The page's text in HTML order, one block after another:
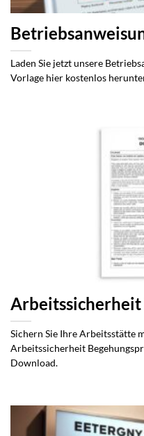
Laden Sie jetzt unsere
Vorlage hier kostenlos
Sichern Sie Ihre Arbeitsstätte
Arbeitssicherheit
Download.